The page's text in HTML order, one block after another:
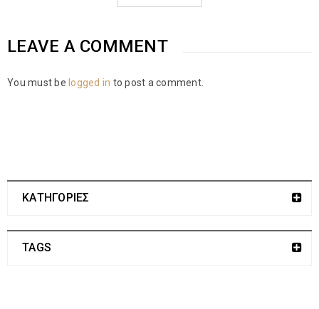
LEAVE A COMMENT
You must be logged in to post a comment.
ΚΑΤΗΓΟΡΙΕΣ
TAGS